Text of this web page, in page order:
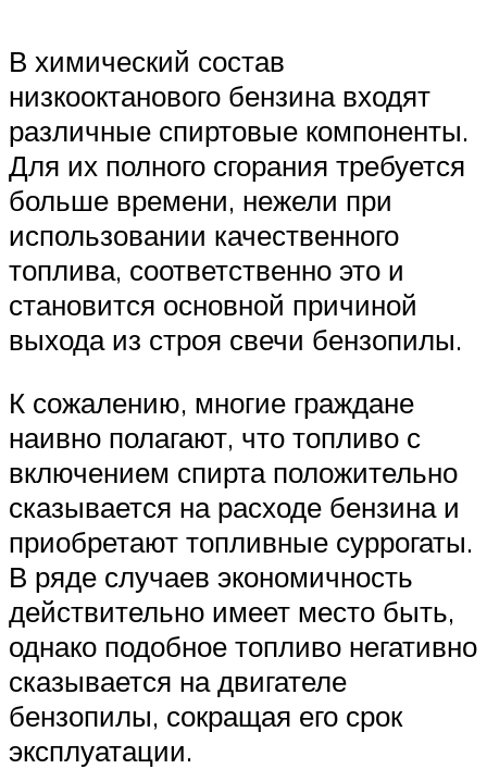
В химический состав
низкооктанового бензина входят
различные спиртовые компоненты.
Для их полного сгорания требуется
больше времени, нежели при
использовании качественного
топлива, соответственно это и
становится основной причиной
выхода из строя свечи бензопилы.
К сожалению, многие граждане
наивно полагают, что топливо с
включением спирта положительно
сказывается на расходе бензина и
приобретают топливные суррогаты.
В ряде случаев экономичность
действительно имеет место быть,
однако подобное топливо негативно
сказывается на двигателе
бензопилы, сокращая его срок
эксплуатации.